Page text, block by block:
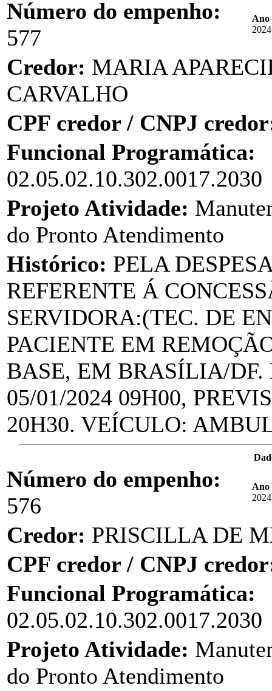
Número do empenho:
577
Ano
2024
Credor: MARIA
CARVALHO
CPF credor / CNPJ
Funcional Programática:
02.05.02.10.302.0017.2030
Projeto Atividade:
do Pronto Atendimento
Histórico: PELA
REFERENTE Á
SERVIDORA:(TEC. DE
PACIENTE EM
BASE, EM BRASÍLIA/
05/01/2024 09H00,
20H30. VEÍCULO:
Número do empenho:
576
Ano
2024
Credor: PRISCILLA DE
CPF credor / CNPJ
Funcional Programática:
02.05.02.10.302.0017.2030
Projeto Atividade:
do Pronto Atendimento